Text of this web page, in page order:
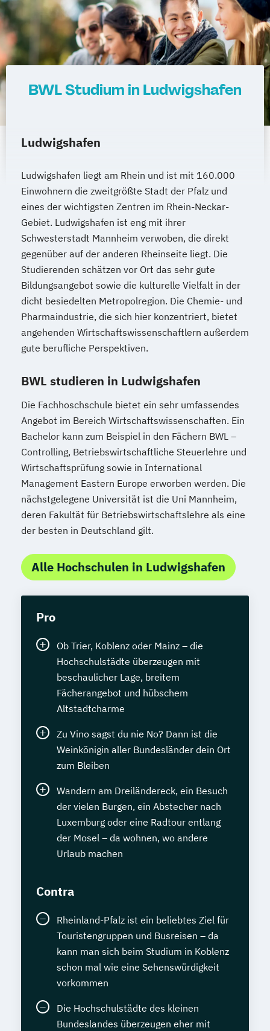
BWL Studium in Ludwigshafen
Ludwigshafen
Ludwigshafen liegt am Rhein und ist mit 160.000
Einwohnern die zweitgrößte Stadt der Pfalz und
eines der wichtigsten Zentren im Rhein-Neckar-
Gebiet. Ludwigshafen ist eng mit ihrer
Schwesterstadt Mannheim verwoben, die direkt
gegenüber auf der anderen Rheinseite liegt. Die
Studierenden schätzen vor Ort das sehr gute
Bildungsangebot sowie die kulturelle Vielfalt in der
dicht besiedelten Metropolregion. Die Chemie- und
Pharmaindustrie, die sich hier konzentriert, bietet
angehenden Wirtschaftswissenschaftlern außerdem
gute berufliche Perspektiven.
BWL studieren in Ludwigshafen
Die Fachhoschschule bietet ein sehr umfassendes
Angebot im Bereich Wirtschaftswissenschaften. Ein
Bachelor kann zum Beispiel in den Fächern BWL –
Controlling, Betriebswirtschaftliche Steuerlehre und
Wirtschaftsprüfung sowie in International
Management Eastern Europe erworben werden. Die
nächstgelegene Universität ist die Uni Mannheim,
deren Fakultät für Betriebswirtschaftslehre als eine
der besten in Deutschland gilt.
Alle Hochschulen in Ludwigshafen
Pro
Ob Trier, Koblenz oder Mainz – die
Hochschulstädte überzeugen mit
beschaulicher Lage, breitem
Fächerangebot und hübschem
Altstadtcharme
Zu Vino sagst du nie No? Dann ist die
Weinkönigin aller Bundesländer dein Ort
zum Bleiben
Wandern am Dreiländereck, ein Besuch
der vielen Burgen, ein Abstecher nach
Luxemburg oder eine Radtour entlang
der Mosel – da wohnen, wo andere
Urlaub machen
Contra
Rheinland-Pfalz ist ein beliebtes Ziel für
Touristengruppen und Busreisen – da
kann man sich beim Studium in Koblenz
schon mal wie eine Sehenswürdigkeit
vorkommen
Die Hochschulstädte des kleinen
Bundeslandes überzeugen eher mit